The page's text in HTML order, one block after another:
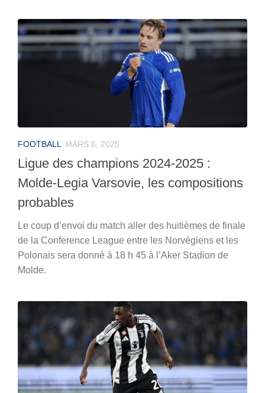
FOOTBALL MARS 6, 2025
Ligue des champions 2024-2025 :
Molde-Legia Varsovie, les compositions
probables
Le coup d’envoi du match aller des huitièmes de finale
de la Conference League entre les Norvégiens et les
Polonais sera donné à 18 h 45 à l’Aker Stadion de
Molde.